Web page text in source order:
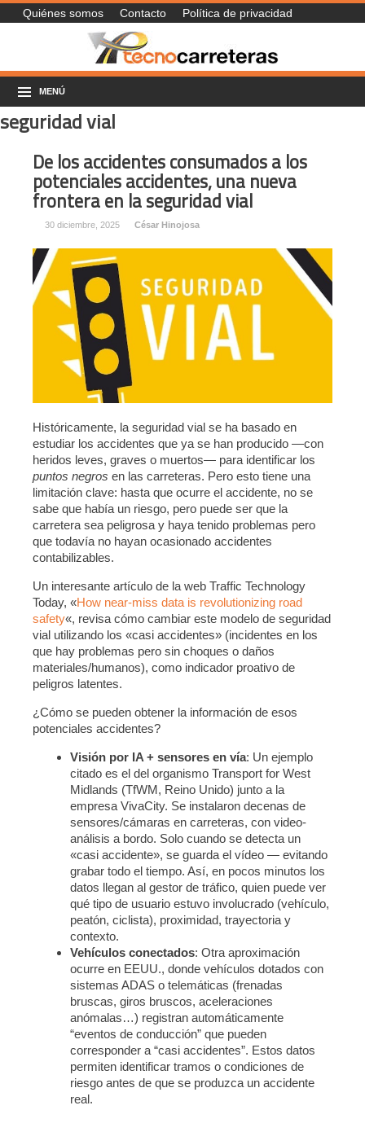
Quiénes somos Contacto Política de privacidad
MENÚ
seguridad vial
De los accidentes consumados a los
potenciales accidentes, una nueva
frontera en la seguridad vial
30 diciembre, 2025 César Hinojosa
Históricamente, la seguridad vial se ha basado en
estudiar los accidentes que ya se han producido —con
heridos leves, graves o muertos— para identificar los
puntos negros en las carreteras. Pero esto tiene una
limitación clave: hasta que ocurre el accidente, no se
sabe que había un riesgo, pero puede ser que la
carretera sea peligrosa y haya tenido problemas pero
que todavía no hayan ocasionado accidentes
contabilizables.
Un interesante artículo de la web Traffic Technology
Today, «How near-miss data is revolutionizing road
safety«, revisa cómo cambiar este modelo de seguridad
vial utilizando los «casi accidentes» (incidentes en los
que hay problemas pero sin choques o daños
materiales/humanos), como indicador proativo de
peligros latentes.
¿Cómo se pueden obtener la información de esos
potenciales accidentes?
Visión por IA + sensores en vía: Un ejemplo
citado es el del organismo Transport for West
Midlands (TfWM, Reino Unido) junto a la
empresa VivaCity. Se instalaron decenas de
sensores/cámaras en carreteras, con video-
análisis a bordo. Solo cuando se detecta un
«casi accidente», se guarda el vídeo — evitando
grabar todo el tiempo. Así, en pocos minutos los
datos llegan al gestor de tráfico, quien puede ver
qué tipo de usuario estuvo involucrado (vehículo,
peatón, ciclista), proximidad, trayectoria y
contexto.
Vehículos conectados: Otra aproximación
ocurre en EEUU., donde vehículos dotados con
sistemas ADAS o telemáticas (frenadas
bruscas, giros bruscos, aceleraciones
anómalas…) registran automáticamente
“eventos de conducción” que pueden
corresponder a “casi accidentes”. Estos datos
permiten identificar tramos o condiciones de
riesgo antes de que se produzca un accidente
real.